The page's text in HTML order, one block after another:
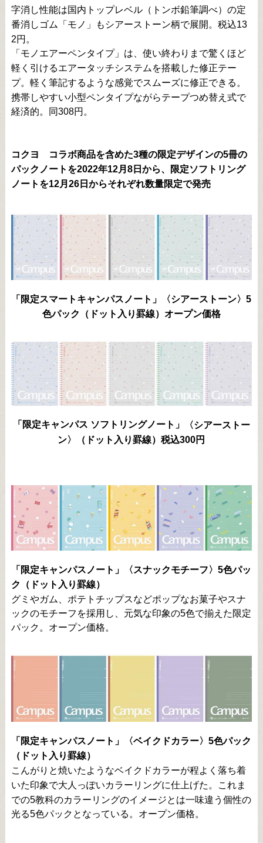
字消し性能は国内トップレベル（トンボ鉛筆調べ）の定
番消しゴム「モノ」もシアーストーン柄で展開。税込13
2円。
「モノエアーペンタイプ」は、使い終わりまで驚くほど
軽く引けるエアータッチシステムを搭載した修正テー
プ。軽く筆記するような感覚でスムーズに修正できる。
携帯しやすい小型ペンタイプながらテープつめ替え式で
経済的。同308円。
コクヨ コラボ商品を含めた3種の限定デザインの5冊の
パックノートを2022年12月8日から、限定ソフトリング
ノートを12月26日からそれぞれ数量限定で発売
「限定スマートキャンパスノート」〈シアーストーン〉5
色パック（ドット入り罫線）オープン価格
「限定キャンパス ソフトリングノート」
〈シアーストー
ン〉（ドット入り罫線）税込300円
「限定キャンパスノート」〈スナックモチーフ〉5色パッ
ク（ドット入り罫線）
グミやガム、ポテトチップスなどポップなお菓子やスナ
ックのモチーフを採用し、元気な印象の5色で揃えた限定
パック。オープン価格。
「限定キャンパスノート」〈ベイクドカラー〉5色パック
（ドット入り罫線）
こんがりと焼いたようなベイクドカラーが程よく落ち着
いた印象で大人っぽいカラーリングに仕上げた。これま
での5教科のカラーリングのイメージとは一味違う個性の
光る5色パックとなっている。オープン価格。